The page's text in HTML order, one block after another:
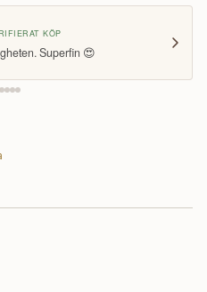
KÖP
Superfin 😍